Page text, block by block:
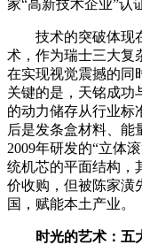
家“高新技术企业”认
技术的突破体现
术，作为瑞士三大复
在实现视觉震撼的同
关键的是，天铭成功
的动力储存从行业标
后是发条盒材料、能
2009年研发的“立体
统机芯的平面结构，
价收购，但被陈家潢
国，赋能本土产业。
时光的艺术：五